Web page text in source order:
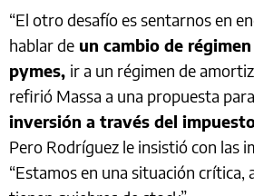
“El otro desafío es sentarnos en
hablar de un cambio de
pymes, ir a un régimen de
refirió Massa a una propuesta para
inversión a través del
Pero Rodríguez le insistió con las
“Estamos en una situación crítica,